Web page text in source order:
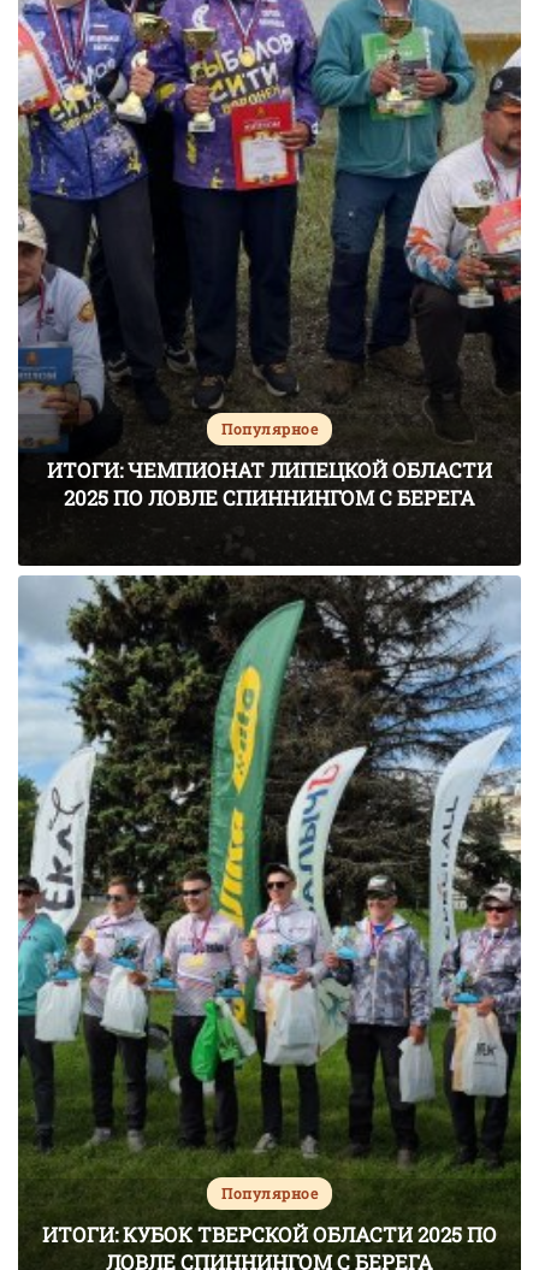
Популярное
ИТОГИ: ЧЕМПИОНАТ ЛИПЕЦКОЙ ОБЛАСТИ
2025 ПО ЛОВЛЕ СПИННИНГОМ С БЕРЕГА
Популярное
ИТОГИ: КУБОК ТВЕРСКОЙ ОБЛАСТИ 2025 ПО
ЛОВЛЕ СПИННИНГОМ С БЕРЕГА